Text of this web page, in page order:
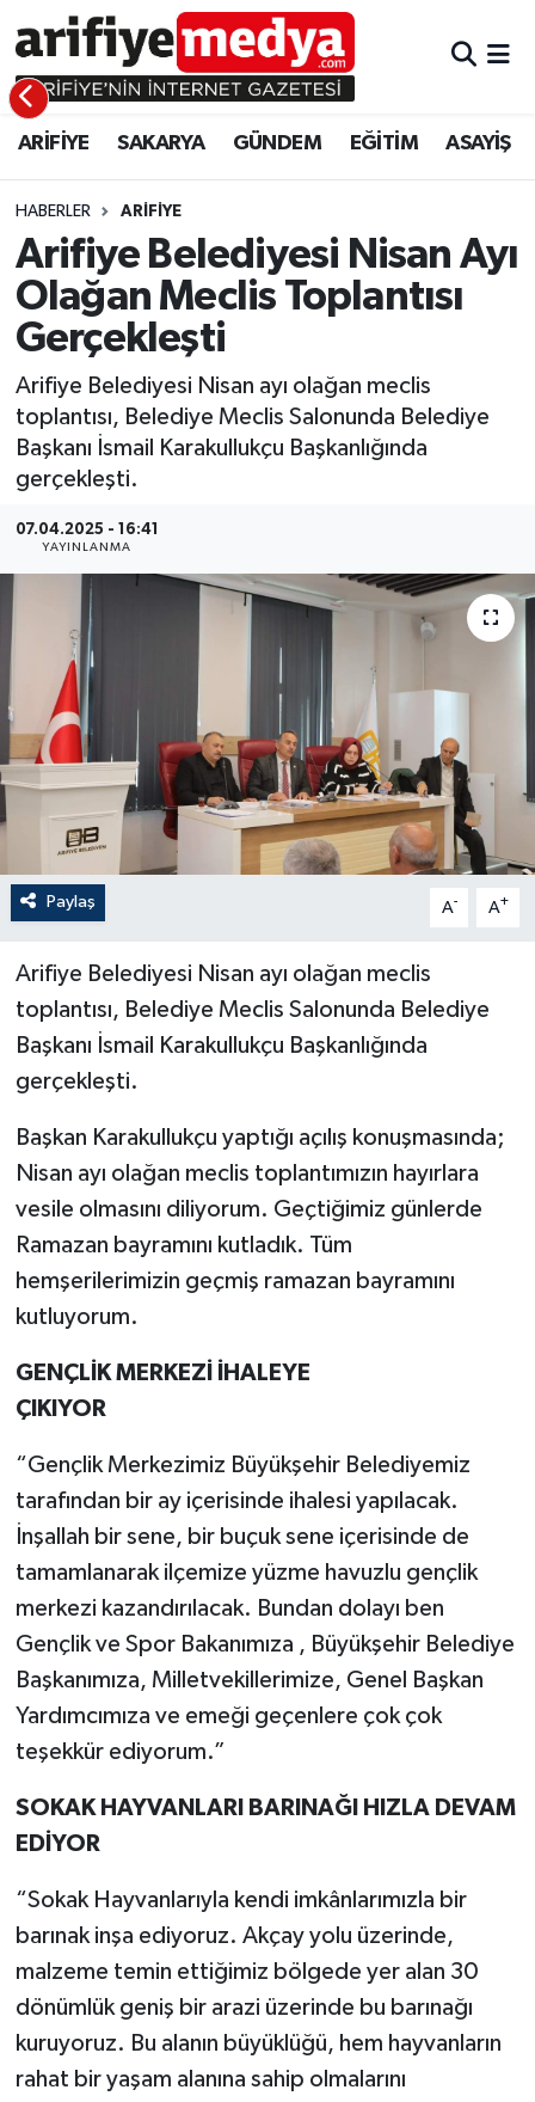
ARİFİYE SAKARYA GÜNDEM EĞİTİM ASAYİŞ
HABERLER ARİFİYE
Arifiye Belediyesi Nisan Ayı
Olağan Meclis Toplantısı
Gerçekleşti
Arifiye Belediyesi Nisan ayı olağan meclis
toplantısı, Belediye Meclis Salonunda Belediye
Başkanı İsmail Karakullukçu Başkanlığında
gerçekleşti.
07.04.2025 - 16:41
YAYINLANMA
Paylaş A- A+
Arifiye Belediyesi Nisan ayı olağan meclis
toplantısı, Belediye Meclis Salonunda Belediye
Başkanı İsmail Karakullukçu Başkanlığında
gerçekleşti.
Başkan Karakullukçu yaptığı açılış konuşmasında;
Nisan ayı olağan meclis toplantımızın hayırlara
vesile olmasını diliyorum. Geçtiğimiz günlerde
Ramazan bayramını kutladık. Tüm
hemşerilerimizin geçmiş ramazan bayramını
kutluyorum.
GENÇLİK MERKEZİ İHALEYE
ÇIKIYOR
“Gençlik Merkezimiz Büyükşehir Belediyemiz
tarafından bir ay içerisinde ihalesi yapılacak.
İnşallah bir sene, bir buçuk sene içerisinde de
tamamlanarak ilçemize yüzme havuzlu gençlik
merkezi kazandırılacak. Bundan dolayı ben
Gençlik ve Spor Bakanımıza , Büyükşehir Belediye
Başkanımıza, Milletvekillerimize, Genel Başkan
Yardımcımıza ve emeği geçenlere çok çok
teşekkür ediyorum.”
SOKAK HAYVANLARI BARINAĞI HIZLA DEVAM
EDİYOR
“Sokak Hayvanlarıyla kendi imkânlarımızla bir
barınak inşa ediyoruz. Akçay yolu üzerinde,
malzeme temin ettiğimiz bölgede yer alan 30
dönümlük geniş bir arazi üzerinde bu barınağı
kuruyoruz. Bu alanın büyüklüğü, hem hayvanların
rahat bir yaşam alanına sahip olmalarını
ARİFİYE
SAKARYA
GÜNDEM
EĞİTİM
ASAYİŞ
EKONOMİ
ARİFİYE
GÜNDEM
EĞİTİM
EKONOMİ
ASAYİŞ
Sakarya Hava Durumu
Sakarya Namaz Vakitleri
Sakarya Trafik Yoğunluk Haritası
Süper Lig Puan Durumu ve Fikstür
Tüm Manşetler
Son Dakika Haberleri
Haber Arşivi